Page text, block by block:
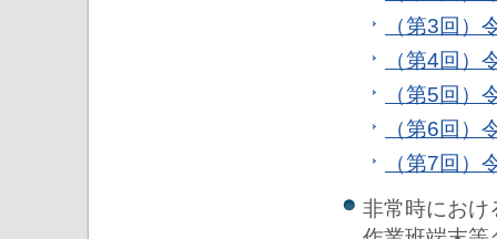
（第3回）
（第4回）
（第5回）
（第6回）
（第7回）
非常時におけ